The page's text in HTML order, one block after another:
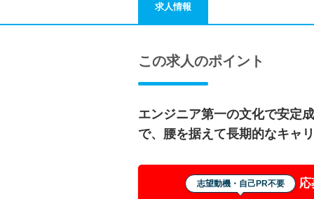
求人情報
この求人のポイント
エンジニア第一の文化で安定
で、腰を据えて長期的なキャ
志望動機・自己PR不要